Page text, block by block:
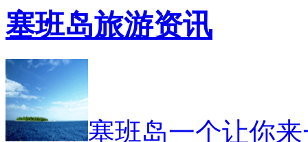
塞班岛旅游资讯
塞班岛一个让你